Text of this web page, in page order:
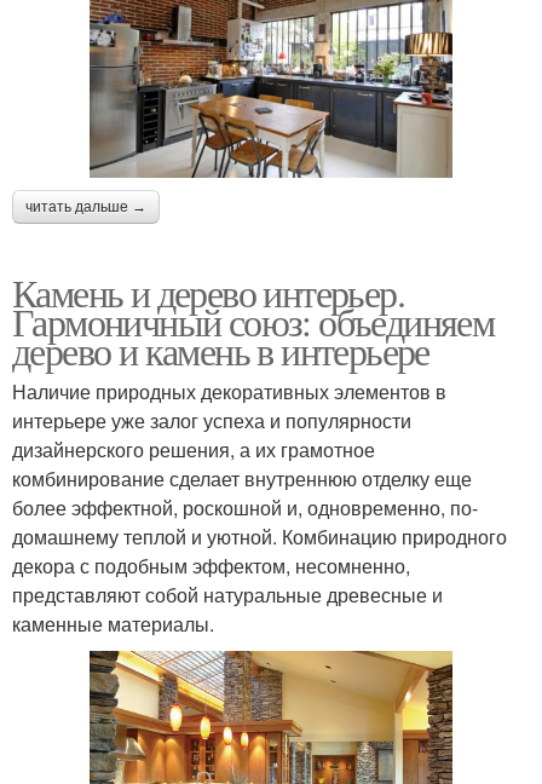
читать дальше →
Камень и дерево интерьер.
Гармоничный союз: объединяем
дерево и камень в интерьере
Наличие природных декоративных элементов в
интерьере уже залог успеха и популярности
дизайнерского решения, а их грамотное
комбинирование сделает внутреннюю отделку еще
более эффектной, роскошной и, одновременно, по-
домашнему теплой и уютной. Комбинацию природного
декора с подобным эффектом, несомненно,
представляют собой натуральные древесные и
каменные материалы.